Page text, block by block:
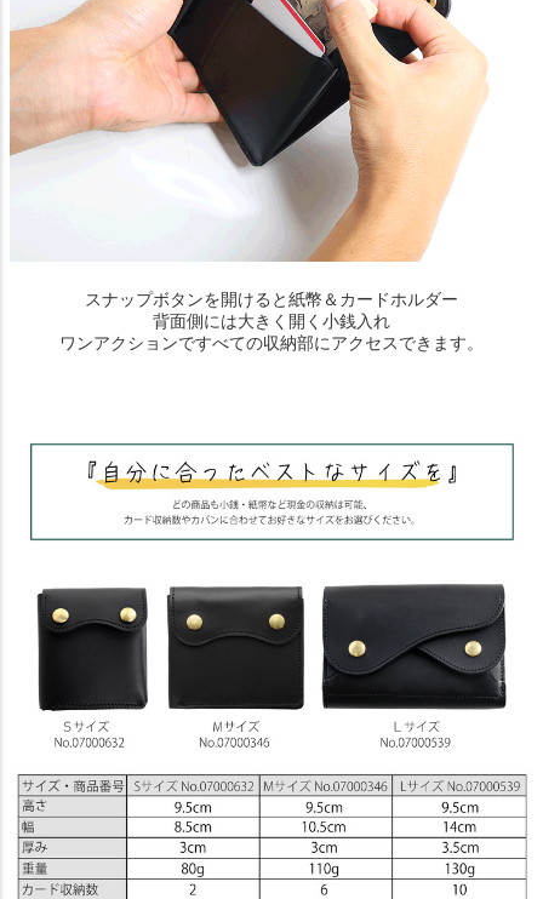
スナップボタンを開けると紙幣＆カードホルダー
背面側には大きく開く小銭入れ
ワンアクションですべての収納部にアクセスできます。